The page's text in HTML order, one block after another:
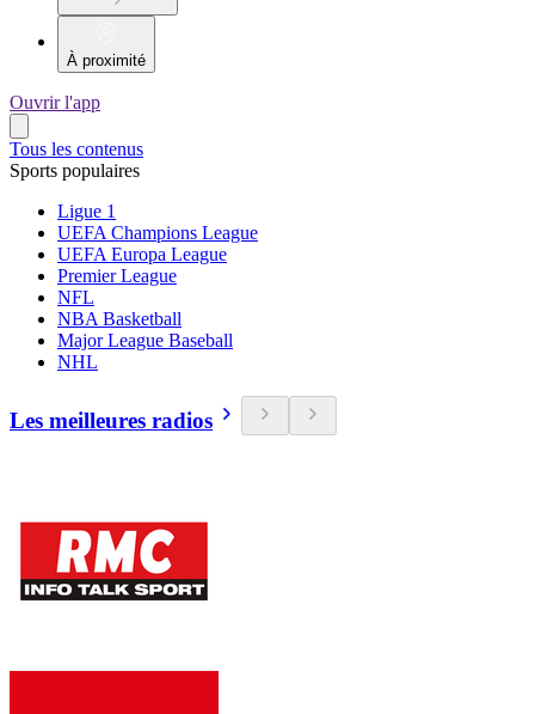
À proximité
Ouvrir l'app
Tous les contenus
Sports populaires
Ligue 1
UEFA Champions League
UEFA Europa League
Premier League
NFL
NBA Basketball
Major League Baseball
NHL
Les meilleures radios